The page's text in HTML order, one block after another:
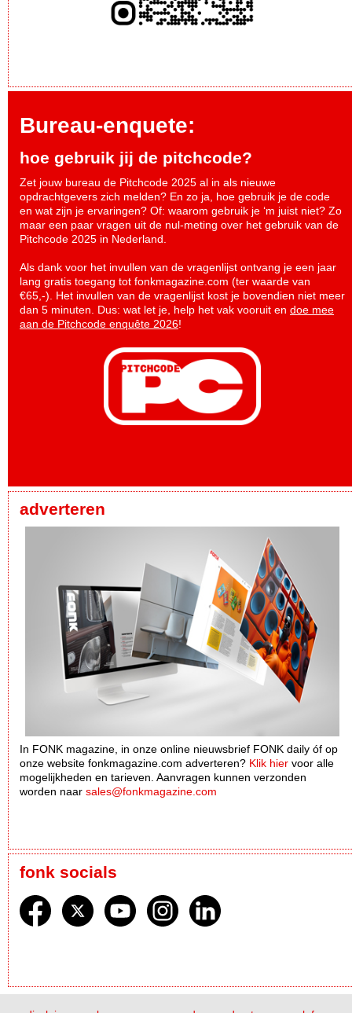
Bureau-enquete:
hoe gebruik jij de pitchcode?
Zet jouw bureau de Pitchcode 2025 al in als nieuwe
opdrachtgevers zich melden? En zo ja, hoe gebruik je de code
en wat zijn je ervaringen? Of: waarom gebruik je ‘m juist niet? Zo
maar een paar vragen uit de nul-meting over het gebruik van de
Pitchcode 2025 in Nederland.
Als dank voor het invullen van de vragenlijst ontvang je een jaar
lang gratis toegang tot fonkmagazine.com (ter waarde van
€65,-). Het invullen van de vragenlijst kost je bovendien niet meer
dan 5 minuten. Dus: wat let je, help het vak vooruit en doe mee
aan de Pitchcode enquête 2026!
adverteren
In FONK magazine, in onze online nieuwsbrief FONK daily óf op
onze website fonkmagazine.com adverteren? Klik hier voor alle
mogelijkheden en tarieven. Aanvragen kunnen verzonden
worden naar sales@fonkmagazine.com
fonk socials